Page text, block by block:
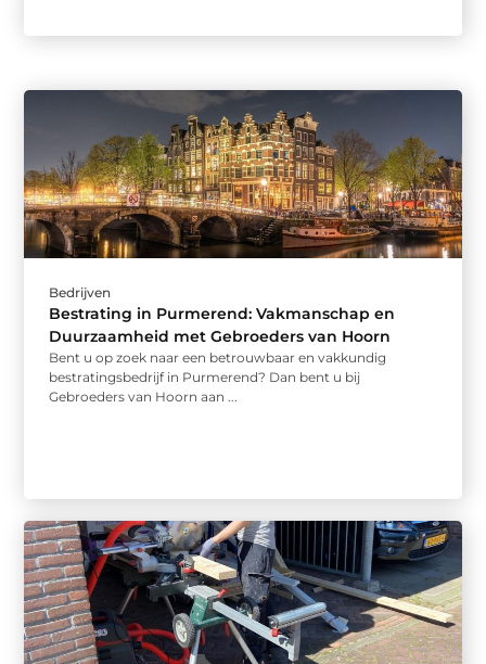
Bedrijven
Bestrating in Purmerend: Vakmanschap en
Duurzaamheid met Gebroeders van Hoorn
Bent u op zoek naar een betrouwbaar en vakkundig
bestratingsbedrijf in Purmerend? Dan bent u bij
Gebroeders van Hoorn aan ...